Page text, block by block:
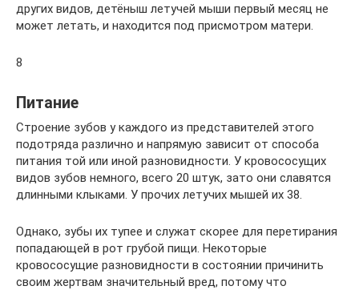
других видов, детёныш летучей мыши первый месяц не
может летать, и находится под присмотром матери.
8
Питание
Строение зубов у каждого из представителей этого
подотряда различно и напрямую зависит от способа
питания той или иной разновидности. У кровососущих
видов зубов немного, всего 20 штук, зато они славятся
длинными клыками. У прочих летучих мышей их 38.
Однако, зубы их тупее и служат скорее для перетирания
попадающей в рот грубой пищи. Некоторые
кровососущие разновидности в состоянии причинить
своим жертвам значительный вред, потому что